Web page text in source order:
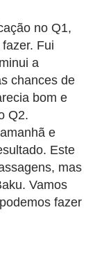
no Q1,
Fui
a
chances de
bom e
Q2.
e
Este
mas
Vamos
fazer